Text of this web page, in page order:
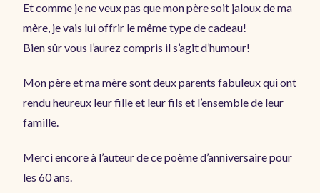
Et comme je ne veux pas que mon père soit jaloux de ma
mère, je vais lui offrir le même type de cadeau!
Bien sûr vous l’aurez compris il s’agit d’humour!
Mon père et ma mère sont deux parents fabuleux qui ont
rendu heureux leur fille et leur fils et l’ensemble de leur
famille.
Merci encore à l’auteur de ce poème d’anniversaire pour
les 60 ans.